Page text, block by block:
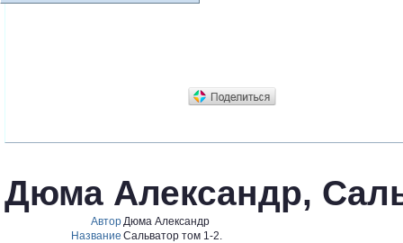
Дюма Александр,
АвторДюма Александр
Название Сальватор том 1-2.